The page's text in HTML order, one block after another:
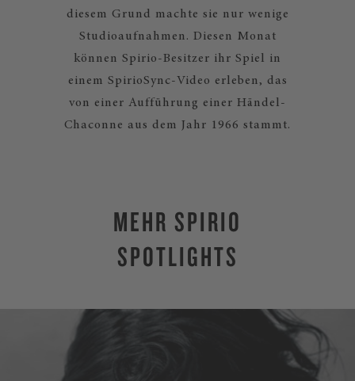
diesem Grund machte sie nur wenige
Studioaufnahmen. Diesen Monat
können Spirio-Besitzer ihr Spiel in
einem SpirioSync-Video erleben, das
von einer Aufführung einer Händel-
Chaconne aus dem Jahr 1966 stammt.
MEHR SPIRIO
SPOTLIGHTS